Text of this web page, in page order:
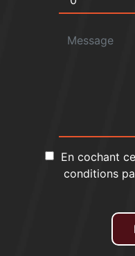
En cochant
conditions